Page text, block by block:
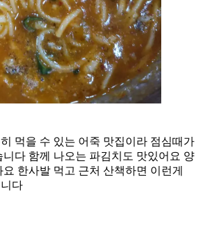
먹을 수 있는 어죽 맛집이라 점심때가
다 함께 나오는 파김치도 맛있어요 양
한사발 먹고 근처 산책하면 이런게
다